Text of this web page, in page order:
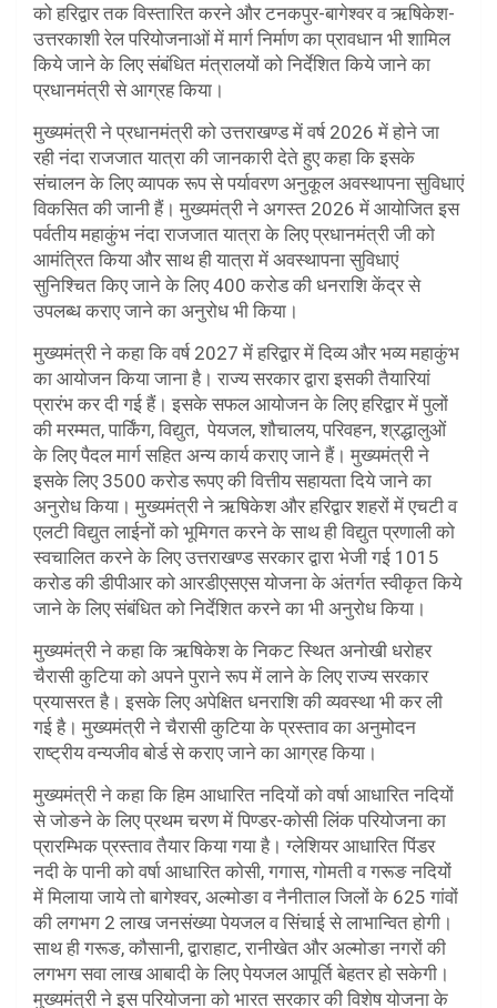
को हरिद्वार तक विस्तारित करने और टनकपुर-बागेश्वर व ऋषिकेश-
उत्तरकाशी रेल परियोजनाओं में मार्ग निर्माण का प्रावधान भी शामिल
किये जाने के लिए संबंधित मंत्रालयों को निर्देशित किये जाने का
प्रधानमंत्री से आग्रह किया।
मुख्यमंत्री ने प्रधानमंत्री को उत्तराखण्ड में वर्ष 2026 में होने जा
रही नंदा राजजात यात्रा की जानकारी देते हुए कहा कि इसके
संचालन के लिए व्यापक रूप से पर्यावरण अनुकूल अवस्थापना सुविधाएं
विकसित की जानी हैं। मुख्यमंत्री ने अगस्त 2026 में आयोजित इस
पर्वतीय महाकुंभ नंदा राजजात यात्रा के लिए प्रधानमंत्री जी को
आमंत्रित किया और साथ ही यात्रा में अवस्थापना सुविधाएं
सुनिश्चित किए जाने के लिए 400 करोड की धनराशि केंद्र से
उपलब्ध कराए जाने का अनुरोध भी किया।
मुख्यमंत्री ने कहा कि वर्ष 2027 में हरिद्वार में दिव्य और भव्य महाकुंभ
का आयोजन किया जाना है। राज्य सरकार द्वारा इसकी तैयारियां
प्रारंभ कर दी गई हैं। इसके सफल आयोजन के लिए हरिद्वार में पुलों
की मरम्मत, पार्किंग, विद्युत, पेयजल, शौचालय, परिवहन, श्रद्धालुओं
के लिए पैदल मार्ग सहित अन्य कार्य कराए जाने हैं। मुख्यमंत्री ने
इसके लिए 3500 करोड रूपए की वित्तीय सहायता दिये जाने का
अनुरोध किया। मुख्यमंत्री ने ऋषिकेश और हरिद्वार शहरों में एचटी व
एलटी विद्युत लाईनों को भूमिगत करने के साथ ही विद्युत प्रणाली को
स्वचालित करने के लिए उत्तराखण्ड सरकार द्वारा भेजी गई 1015
करोड की डीपीआर को आरडीएसएस योजना के अंतर्गत स्वीकृत किये
जाने के लिए संबंधित को निर्देशित करने का भी अनुरोध किया।
मुख्यमंत्री ने कहा कि ऋषिकेश के निकट स्थित अनोखी धरोहर
चैरासी कुटिया को अपने पुराने रूप में लाने के लिए राज्य सरकार
प्रयासरत है। इसके लिए अपेक्षित धनराशि की व्यवस्था भी कर ली
गई है। मुख्यमंत्री ने चैरासी कुटिया के प्रस्ताव का अनुमोदन
राष्ट्रीय वन्यजीव बोर्ड से कराए जाने का आग्रह किया।
मुख्यमंत्री ने कहा कि हिम आधारित नदियों को वर्षा आधारित नदियों
से जोङने के लिए प्रथम चरण में पिण्डर-कोसी लिंक परियोजना का
प्रारम्भिक प्रस्ताव तैयार किया गया है। ग्लेशियर आधारित पिंडर
नदी के पानी को वर्षा आधारित कोसी, गगास, गोमती व गरूङ नदियों
में मिलाया जाये तो बागेश्वर, अल्मोङा व नैनीताल जिलों के 625 गांवों
की लगभग 2 लाख जनसंख्या पेयजल व सिंचाई से लाभान्वित होगी।
साथ ही गरूङ, कौसानी, द्वाराहाट, रानीखेत और अल्मोङा नगरों की
लगभग सवा लाख आबादी के लिए पेयजल आपूर्ति बेहतर हो सकेगी।
मुख्यमंत्री ने इस परियोजना को भारत सरकार की विशेष योजना के